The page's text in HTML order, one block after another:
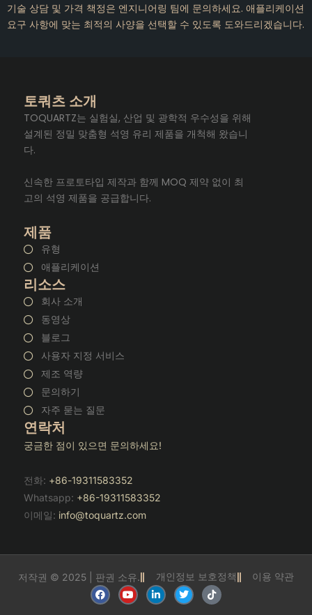
기술 상담 및 가격 책정은 엔지니어링 팀에 문의하세요. 애플리케이션
요구 사항에 맞는 최적의 사양을 선택할 수 있도록 도와드리겠습니다.
토쿼츠 소개
TOQUARTZ는 실험실, 산업 및 광학적 우수성을 위해
설계된 정밀 맞춤형 석영 유리 제품을 개척해 왔습니
다.
신속한 프로토타입 제작과 함께 MOQ 제약 없이 최
고의 석영 제품을 공급합니다.
제품
유형
애플리케이션
리소스
회사 소개
동영상
블로그
사용자 지정 서비스
제조 역량
문의하기
자주 묻는 질문
연락처
궁금한 점이 있으면 문의하세요!
전화: +86-19311583352
Whatsapp: +86-19311583352
이메일: info@toquartz.com
저작권 © 2025 | 판권 소유. 개인정보 보호정책
이용 약관
F
a
c
유
튜
브
링
크
드
트
위
터
틱
톡